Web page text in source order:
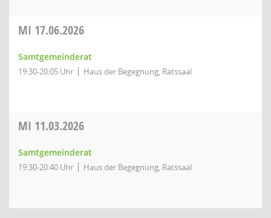
MI 17.06.2026
Samtgemeinderat
19:30-20:05 Uhr Haus der Begegnung, Ratssaal
MI 11.03.2026
Samtgemeinderat
19:30-20:40 Uhr Haus der Begegnung, Ratssaal